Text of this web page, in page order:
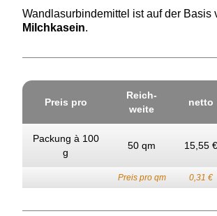
Wandlasurbindemittel ist auf der Basis
Milchkasein.
Preis pro
Reich­
weite
netto
Packung à 100
g
50 qm 15,55 €
Preis pro qm 0,31 €